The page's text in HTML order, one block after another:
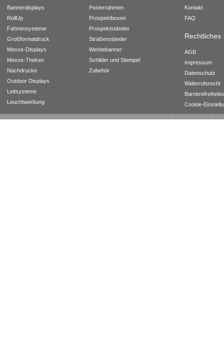
Bannerdisplays
RollUp
Fahnensysteme
Großformatdruck
Messe-Displays
Messe-Theken
Nachdrucke
Outdoor Displays
Leitsysteme
Leuchtwerbung
Posterrahmen
Prospektboxen
Prospektständer
Straßenständer
Werbebanner
Schilder und Stempel
Zubehör
Kontakt
FAQ
Rechtliches
AGB
Impressum
Datenschutz
Widerrufsrecht
Cookie-